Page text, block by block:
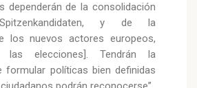
dependerán de la consolidación
y de la
los nuevos actores europeos,
las elecciones]. Tendrán la
formular políticas bien definidas